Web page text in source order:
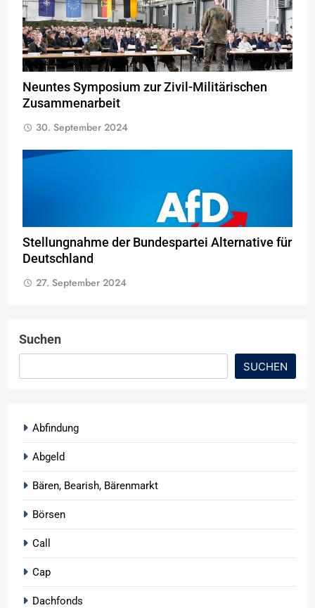
Neuntes Symposium zur Zivil-Militärischen
Zusammenarbeit
30. September 2024
Stellungnahme der Bundespartei Alternative für
Deutschland
27. September 2024
Suchen
SUCHEN
Abfindung
Abgeld
Bären, Bearish, Bärenmarkt
Börsen
Call
Cap
Dachfonds